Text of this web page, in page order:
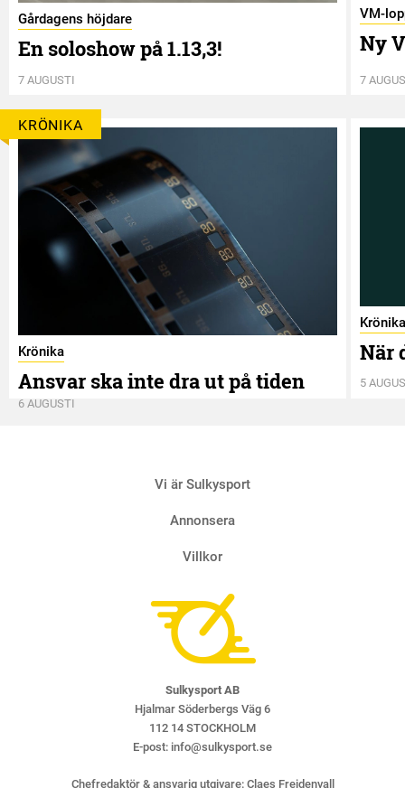
Gårdagens höjdare
En soloshow på 1.13,3!
7 AUGUSTI
VM-
Ny
7
KRÖNIKA
Krönika
Ansvar ska inte dra ut på tiden
6 AUGUSTI
Krönika
När
5
Vi är Sulkysport
Annonsera
Villkor
Sulkysport AB
Hjalmar Söderbergs Väg 6
112 14 STOCKHOLM
E-post: info@sulkysport.se
Chefredaktör & ansvarig utgivare: Claes Freidenvall